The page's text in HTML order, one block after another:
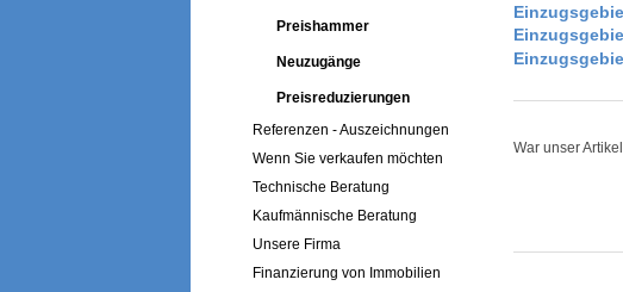
Preishammer
Neuzugänge
Preisreduzierungen
Referenzen - Auszeichnungen
Wenn Sie verkaufen möchten
Technische Beratung
Kaufmännische Beratung
Unsere Firma
Finanzierung von Immobilien
War unser